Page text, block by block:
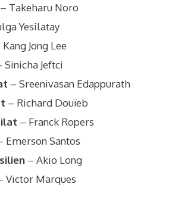
– Takeharu Noro
Yesilatay
Kang Jong Lee
Sinicha Jeftci
– Sreenivasan Edappurath
– Richard Douïeb
– Franck Ropers
Emerson Santos
– Akio Long
Victor Marques